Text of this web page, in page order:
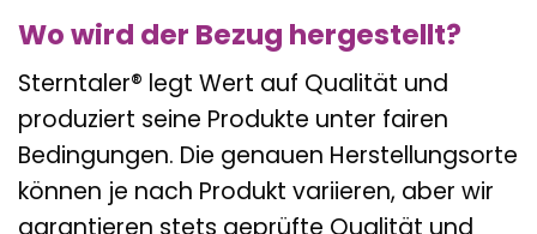
Wo wird der Bezug hergestellt?
Sterntaler® legt Wert auf Qualität und
produziert seine Produkte unter fairen
Bedingungen. Die genauen Herstellungsorte
können je nach Produkt variieren, aber wir